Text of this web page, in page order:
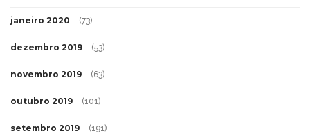
janeiro 2020 (73)
dezembro 2019 (53)
novembro 2019 (63)
outubro 2019 (101)
setembro 2019 (191)